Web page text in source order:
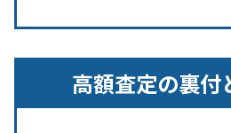
高額査定の裏付